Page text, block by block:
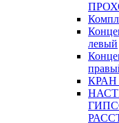
левый